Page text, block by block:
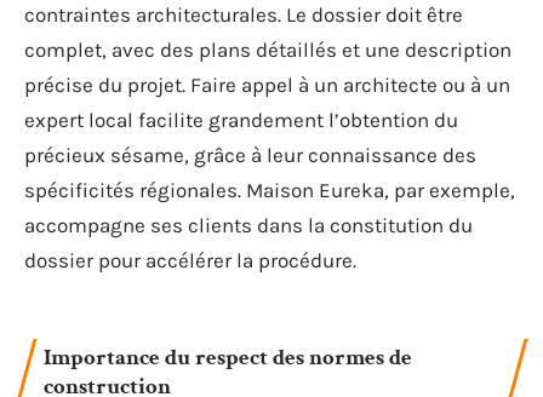
contraintes architecturales. Le dossier doit être
complet, avec des plans détaillés et une description
précise du projet. Faire appel à un architecte ou à un
expert local facilite grandement l’obtention du
précieux sésame, grâce à leur connaissance des
spécificités régionales. Maison Eureka, par exemple,
accompagne ses clients dans la constitution du
dossier pour accélérer la procédure.
Importance du respect des normes de
construction